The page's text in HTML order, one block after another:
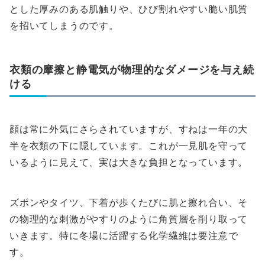
とした厚みのある肌触りや、ひび割れやすい脆い肌質
を招いてしまうのです。
衣類の摩擦と静電気が物理的なダメージを与え続
ける
顔は常に外気にさらされていますが、すねは一年の大
半を衣類の下に隠しています。これが一見肌を守って
いるように見えて、実は大きな負担となっています。
ズボンやタイツ、下着が歩くたびに肌と擦れ合い、そ
の物理的な刺激がやすりのように角質層を削り取って
いきます。特に冬場に活躍する化学繊維は要注意で
す。